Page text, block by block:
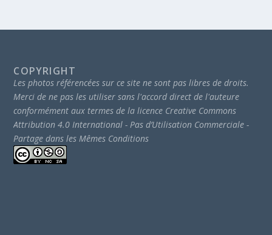
COPYRIGHT
Les photos référencées sur ce site ne sont pas libres de droits.
Merci de ne pas les utiliser sans l'accord direct de l'auteure
conformément aux termes de la licence Creative Commons
Attribution 4.0 International - Pas d’Utilisation Commerciale -
Partage dans les Mêmes Conditions